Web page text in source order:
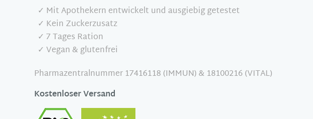
✓ Mit Apothekern entwickelt und ausgiebig getestet
✓ Kein Zuckerzusatz
✓ 7 Tages Ration
✓ Vegan & glutenfrei
Pharmazentralnummer 17416118 (IMMUN) & 18100216 (VITAL)
Kostenloser Versand